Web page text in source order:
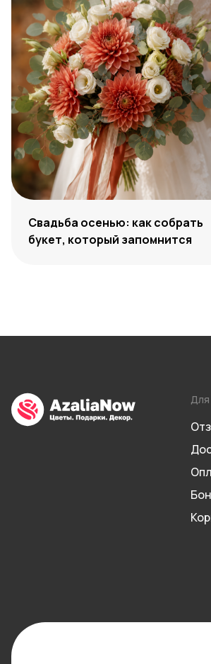
Свадьба осенью: как собрать
букет, который запомнится
Для